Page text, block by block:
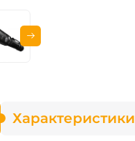
Характеристики